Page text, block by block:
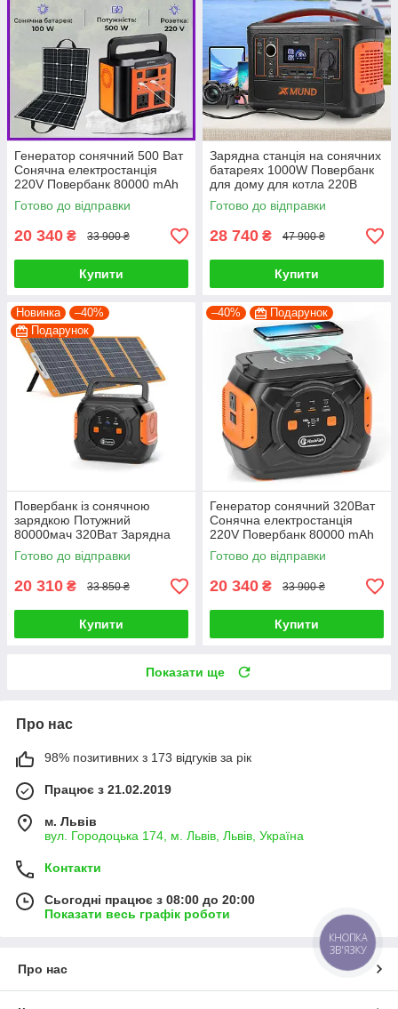
Генератор сонячний 500 Ват
Сонячна електростанція
220V Повербанк 80000 mAh
+ сонячна панель 100 ват
Готово до відправки
20 340 ₴ 33 900 ₴
Купити
Зарядна станція на сонячних
батареях 1000W Повербанк
для дому для котла 220В
Генератор для квартири
Готово до відправки
28 740 ₴ 47 900 ₴
Купити
Новинка
–40%
Подарунок
Повербанк із сонячною
зарядкою Потужний
80000мач 320Ват Зарядна
станція із сонячною панеллю
Готово до відправки
20 310 ₴ 33 850 ₴
Купити
–40% Подарунок
Генератор сонячний 320Ват
Сонячна електростанція
220V Повербанк 80000 mAh
Готово до відправки
20 340 ₴ 33 900 ₴
Купити
Показати ще
Про нас
98% позитивних з 173 відгуків за рік
Працює з 21.02.2019
м. Львів
вул. Городоцька 174, м. Львів, Львів, Україна
Контакти
Сьогодні працює з 08:00 до 20:00
Показати весь графік роботи
Про нас
КНОПКА
ЗВ'ЯЗКУ